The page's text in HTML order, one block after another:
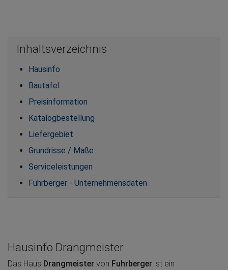
Inhaltsverzeichnis
Hausinfo
Bautafel
Preisinformation
Katalogbestellung
Liefergebiet
Grundrisse / Maße
Serviceleistungen
Fuhrberger - Unternehmensdaten
Hausinfo Drangmeister
Das Haus Drangmeister von Fuhrberger ist ein